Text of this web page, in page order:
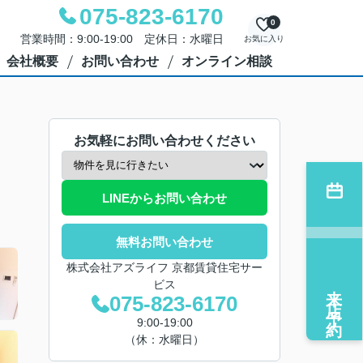
075-823-6170
営業時間：9:00-19:00 定休日：水曜日 お気に入り
0
会社概要 お問い合わせ オンライン相談
お気軽にお問い合わせください
LINEからお問い合わせ
無料お問い合わせ
株式会社アズライフ 京都賃貸住宅サー
ビス
075-823-6170
9:00-19:00
（休：水曜日）
来店予約